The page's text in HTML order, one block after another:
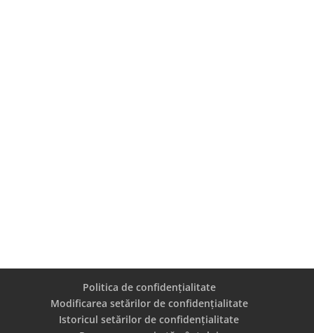
Politica de confidențialitate
Modificarea setărilor de confidențialitate
Istoricul setărilor de confidențialitate